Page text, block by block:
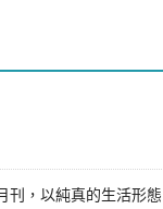
，以純真的生活形